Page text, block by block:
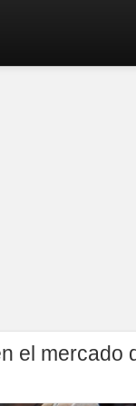
el mercado